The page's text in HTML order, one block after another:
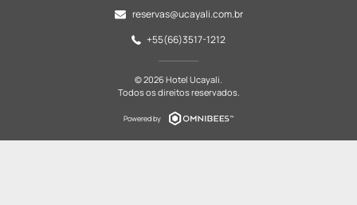
reservas@ucayali.com.br
+55(66)3517-1212
© 2026 Hotel Ucayali.
Todos os direitos reservados.
Powered by